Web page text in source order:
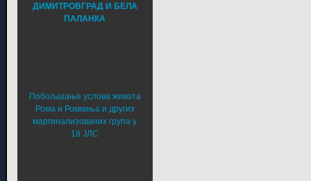
ДИМИТРОВГРАД И БЕЛА
ПАЛАНКА
Побољшање услова живота
Рома и Ромкиња и других
маргинализованих група у
18 ЈЛС